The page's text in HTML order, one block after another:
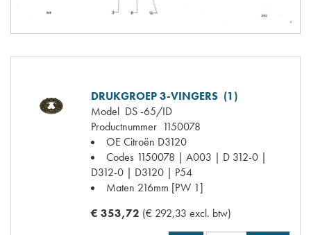
DRUKGROEP 3-VINGERS (1)
Model DS -65/ID
Productnummer 1150078
OE Citroën D3120
Codes 1150078 | A003 | D 312-0 |
D312-0 | D3120 | P54
Maten 216mm [PW 1]
€ 353,72 (€ 292,33 excl. btw)